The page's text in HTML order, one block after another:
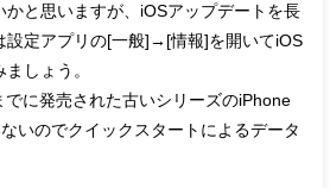
かと思いますが、iOSアップデートを長
設定アプリの[一般]→[情報]を開いてiOS
しょう。
に発売された古いシリーズのiPhone
いのでクイックスタートによるデータ